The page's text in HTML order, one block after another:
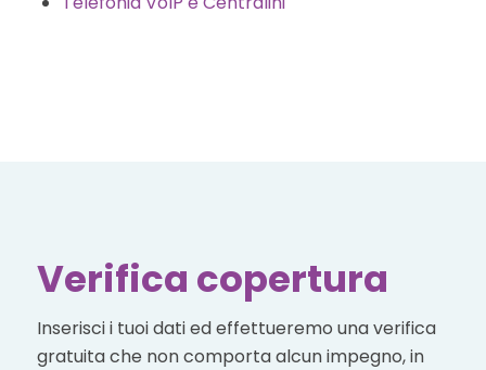
Verifica copertura
Inserisci i tuoi dati ed effettueremo una verifica
gratuita che non comporta alcun impegno, in